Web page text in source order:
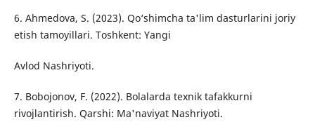
6. Ahmedova, S. (2023). Qo‘shimcha ta'lim dasturlarini joriy
etish tamoyillari. Toshkent: Yangi
Avlod Nashriyoti.
7. Bobojonov, F. (2022). Bolalarda texnik tafakkurni
rivojlantirish. Qarshi: Ma'naviyat Nashriyoti.